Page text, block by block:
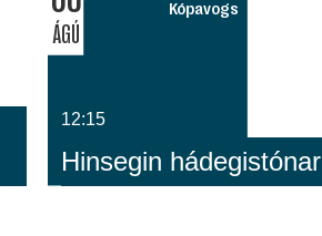
ÁGÚ
Kópavogs
12:15
Hinsegin hádegistónar